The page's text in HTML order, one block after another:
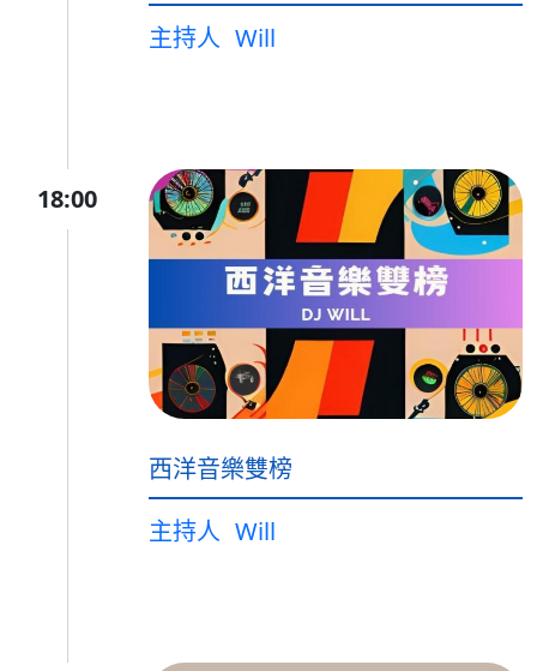
主持人 Will
18:00
西洋音樂雙榜
主持人 Will